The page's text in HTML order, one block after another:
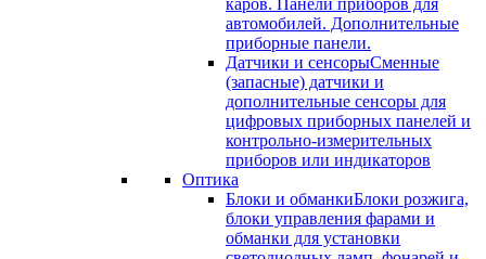
каров. Панели приборов для
автомобилей. Дополнительные
приборные панели.
Датчики и сенсорыСменные
(запасные) датчики и
дополнительные сенсоры для
цифровых приборных панелей и
контрольно-измерительных
приборов или индикаторов
Оптика
Блоки и обманкиБлоки розжига,
блоки управления фарами и
обманки для установки